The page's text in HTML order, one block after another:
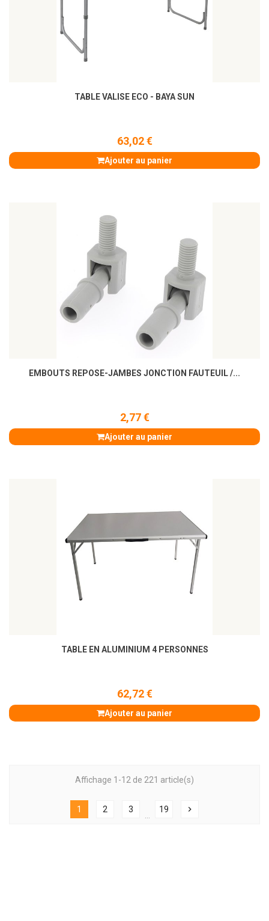
TABLE VALISE ECO - BAYA SUN
63,02 €
Ajouter au panier
EMBOUTS REPOSE-JAMBES JONCTION FAUTEUIL /...
2,77 €
Ajouter au panier
TABLE EN ALUMINIUM 4 PERSONNES
62,72 €
Ajouter au panier
Affichage 1-12 de 221 article(s)
1 2 3 19 chevron_right